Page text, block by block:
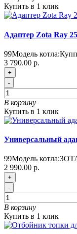
Купить в 1 клик
Адаптер Zota Ray
99Модель котла:
3 790.00 р.
+
-
В корзину
Купить в 1 клик
Универсальный
99Модель котла:
2 990.00 р.
+
-
В корзину
Купить в 1 клик